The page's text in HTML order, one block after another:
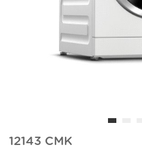
12143 CMK